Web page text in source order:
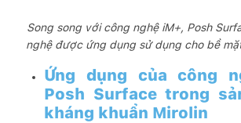
Song song với công nghệ iM+, Posh
nghệ được ứng dụng sử dụng cho bề
Ứng dụng của công
Posh Surface trong
kháng khuẩn Mirolin